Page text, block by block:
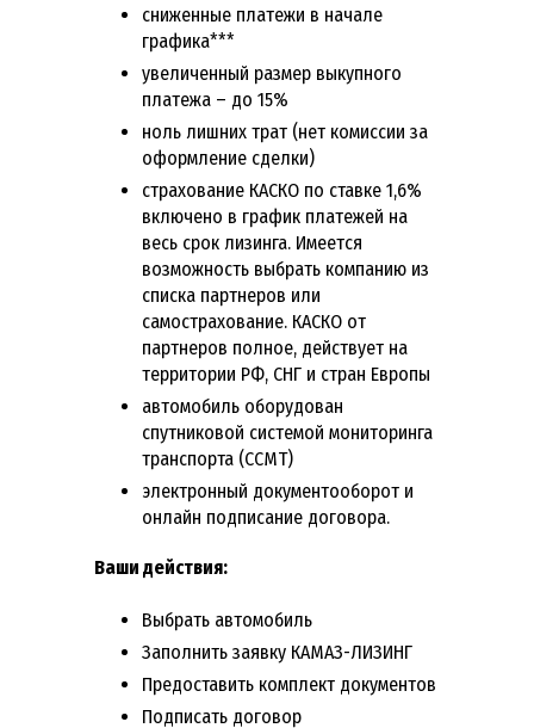
сниженные платежи в начале
графика***
увеличенный размер выкупного
платежа – до 15%
ноль лишних трат (нет комиссии за
оформление сделки)
страхование КАСКО по ставке 1,6%
включено в график платежей на
весь срок лизинга. Имеется
возможность выбрать компанию из
списка партнеров или
самострахование. КАСКО от
партнеров полное, действует на
территории РФ, СНГ и стран Европы
автомобиль оборудован
спутниковой системой мониторинга
транспорта (ССМТ)
электронный документооборот и
онлайн подписание договора.
Ваши действия:
Выбрать автомобиль
Заполнить заявку КАМАЗ-ЛИЗИНГ
Предоставить комплект документов
Подписать договор